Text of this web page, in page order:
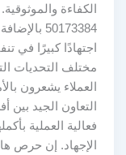
الكفاءة
50173384
اجتهادًا كبيرًا في
مختلف التحديات
العملاء يشعرون
التعاون الجيد
فعالية العملية
الإجهاد. إن حرص